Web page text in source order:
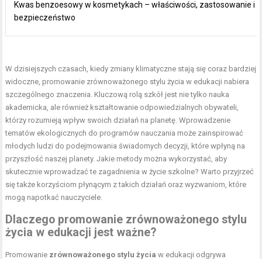
Kwas benzoesowy w kosmetykach – właściwości, zastosowanie i
bezpieczeństwo
W dzisiejszych czasach, kiedy zmiany klimatyczne stają się coraz bardziej
widoczne, promowanie zrównoważonego stylu życia w edukacji nabiera
szczególnego znaczenia. Kluczową rolą szkół jest nie tylko nauka
akademicka, ale również kształtowanie odpowiedzialnych obywateli,
którzy rozumieją wpływ swoich działań na planetę. Wprowadzenie
tematów ekologicznych do programów nauczania może zainspirować
młodych ludzi do podejmowania świadomych decyzji, które wpłyną na
przyszłość naszej planety. Jakie metody można wykorzystać, aby
skutecznie wprowadzać te zagadnienia w życie szkolne? Warto przyjrzeć
się także korzyściom płynącym z takich działań oraz wyzwaniom, które
mogą napotkać nauczyciele.
Dlaczego promowanie zrównoważonego stylu
życia w edukacji jest ważne?
Promowanie zrównoważonego stylu życia w edukacji odgrywa